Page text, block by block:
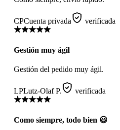
CPCuenta privada verificada
Gestión muy ágil
Gestión del pedido muy ágil.
LPLutz-Olaf P. verificada
Como siempre, todo bien 😃